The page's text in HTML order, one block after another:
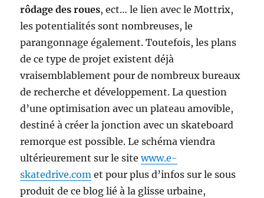
rôdage des roues, ect… le lien avec le Mottrix,
les potentialités sont nombreuses, le
parangonnage également. Toutefois, les plans
de ce type de projet existent déjà
vraisemblablement pour de nombreux bureaux
de recherche et développement. La question
d’une optimisation avec un plateau amovible,
destiné à créer la jonction avec un skateboard
remorque est possible. Le schéma viendra
ultérieurement sur le sitewww.e-
skatedrive.com et pour plus d’infos sur le sous
produit de ce blog lié à la glisse urbaine,